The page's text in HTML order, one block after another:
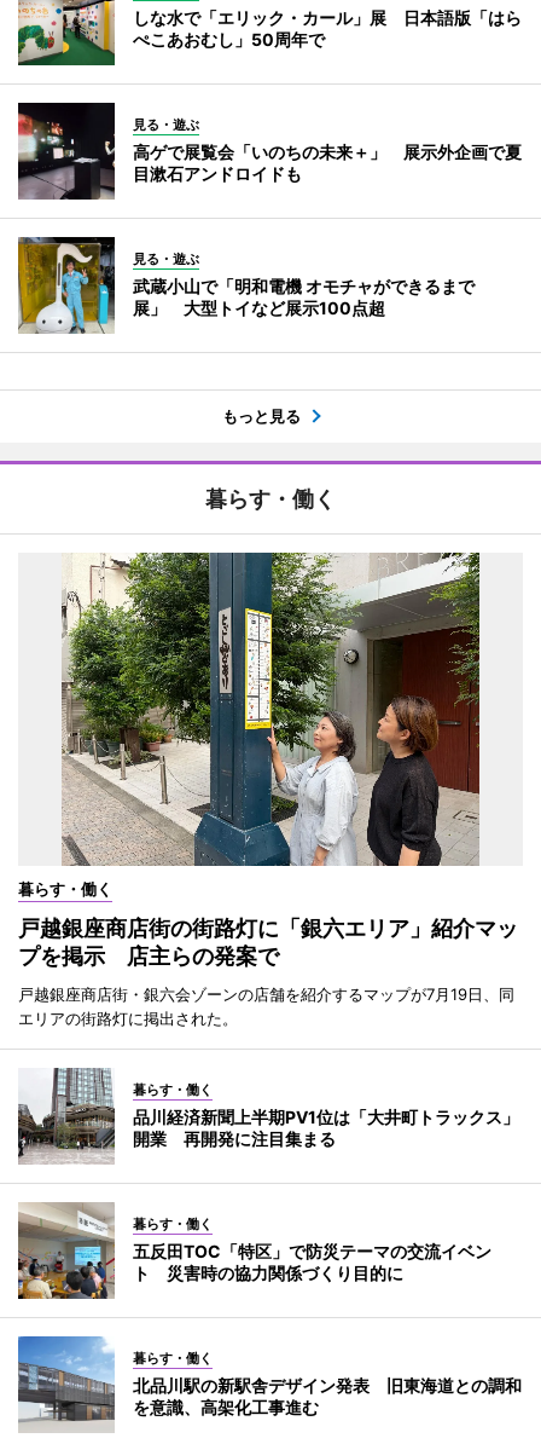
しな水で「エリック・カール」展 日本語版「はら
ぺこあおむし」50周年で
見る・遊ぶ
高ゲで展覧会「いのちの未来＋」 展示外企画で夏
目漱石アンドロイドも
見る・遊ぶ
武蔵小山で「明和電機 オモチャができるまで
展」 大型トイなど展示100点超
もっと見る
暮らす・働く
暮らす・働く
戸越銀座商店街の街路灯に「銀六エリア」紹介マッ
プを掲示 店主らの発案で
戸越銀座商店街・銀六会ゾーンの店舗を紹介するマップが7月19日、同
エリアの街路灯に掲出された。
暮らす・働く
品川経済新聞上半期PV1位は「大井町トラックス」
開業 再開発に注目集まる
暮らす・働く
五反田TOC「特区」で防災テーマの交流イベン
ト 災害時の協力関係づくり目的に
暮らす・働く
北品川駅の新駅舎デザイン発表 旧東海道との調和
を意識、高架化工事進む